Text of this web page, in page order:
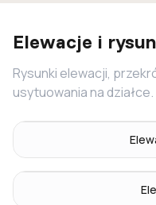
Elewacje i
Rysunki elewacji,
usytuowania na działce.